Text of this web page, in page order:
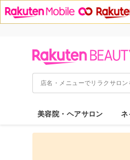
美容院・ヘアサロン ネ